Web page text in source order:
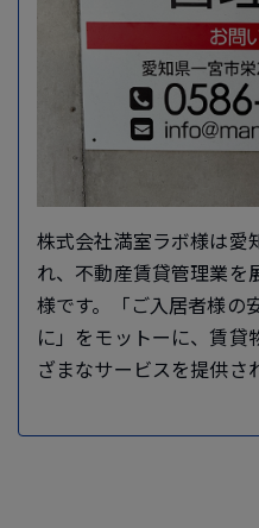
株式会社満室ラボ様は愛
れ、不動産賃貸管理業を
様です。「ご入居者様の
に」をモットーに、賃貸
ざまなサービスを提供さ